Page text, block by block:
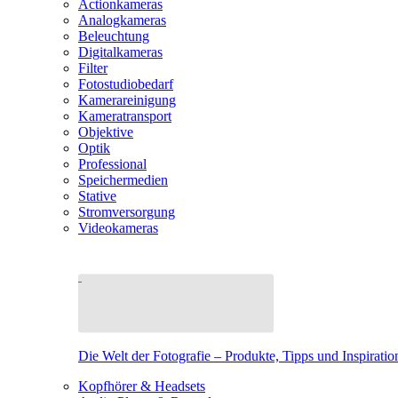
Actionkameras
Analogkameras
Beleuchtung
Digitalkameras
Filter
Fotostudiobedarf
Kamerareinigung
Kameratransport
Objektive
Optik
Professional
Speichermedien
Stative
Stromversorgung
Videokameras
Die Welt der Fotografie – Produkte, Tipps und
Kopfhörer & Headsets